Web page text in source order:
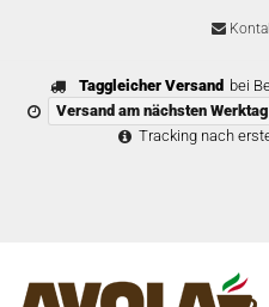
Taggleicher Versand bei
Versand am nächsten Werktag
Tracking nach